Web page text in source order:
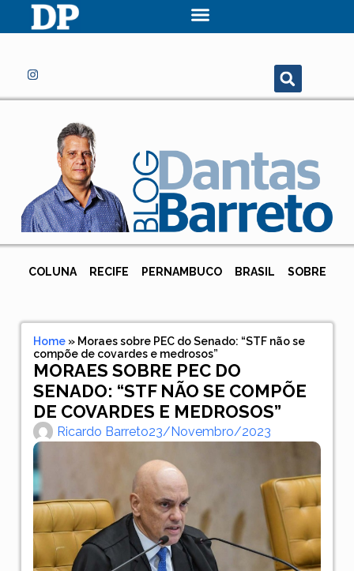
COLUNA RECIFE PERNAMBUCO BRASIL SOBRE
Home» Moraes sobre PEC do Senado: “STF não se
compõe de covardes e medrosos”
MORAES SOBRE PEC DO
SENADO: “STF NÃO SE COMPÕE
DE COVARDES E MEDROSOS”
Ricardo Barreto23/novembro/2023